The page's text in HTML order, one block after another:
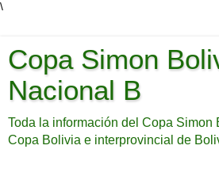
\
Copa Simon
Nacional B
Toda la información del Copa Simon
Copa Bolivia e interprovincial de